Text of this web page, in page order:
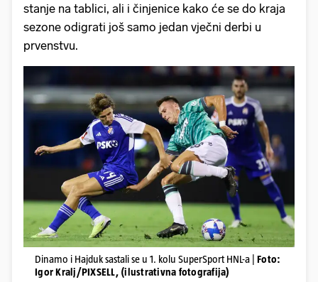
stanje na tablici, ali i činjenice kako će se do kraja
sezone odigrati još samo jedan vječni derbi u
prvenstvu.
Dinamo i Hajduk sastali se u 1. kolu SuperSport HNL-a | Foto:
Igor Kralj/PIXSELL, (ilustrativna fotografija)